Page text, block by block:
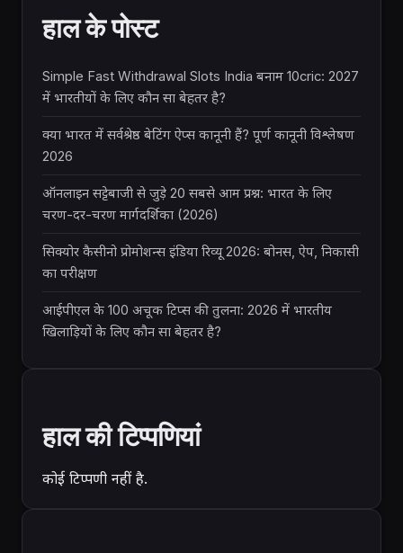
हाल के पोस्ट
Simple Fast Withdrawal Slots India बनाम 10cric: 2027
में भारतीयों के लिए कौन सा बेहतर है?
क्या भारत में सर्वश्रेष्ठ बेटिंग ऐप्स कानूनी हैं? पूर्ण कानूनी विश्लेषण
2026
ऑनलाइन सट्टेबाजी से जुड़े 20 सबसे आम प्रश्न: भारत के लिए
चरण-दर-चरण मार्गदर्शिका (2026)
सिक्योर कैसीनो प्रोमोशन्स इंडिया रिव्यू 2026: बोनस, ऐप, निकासी
का परीक्षण
आईपीएल के 100 अचूक टिप्स की तुलना: 2026 में भारतीय
खिलाड़ियों के लिए कौन सा बेहतर है?
हाल की टिप्पणियां
कोई टिप्पणी नहीं है.